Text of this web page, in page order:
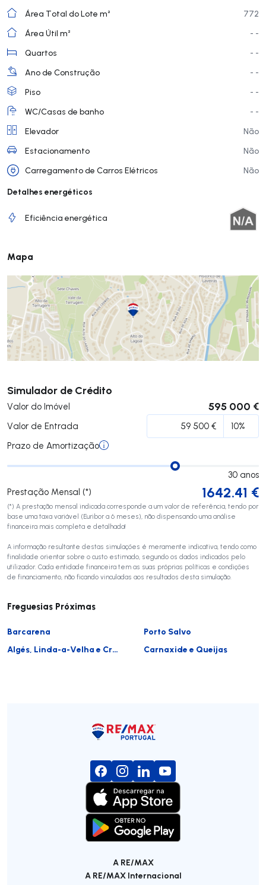
Área Total do Lote m²
772
Área Útil m²
- -
Quartos
- -
Ano de Construção
- -
Piso
- -
WC/Casas de banho
- -
Elevador
Não
Estacionamento
Não
Carregamento de Carros Elétricos
Não
Detalhes energéticos
Eficiência energética
Mapa
Simulador de Crédito
Valor do Imóvel 595 000 €
Valor de Entrada
Prazo de Amortização
30 anos
Prestação Mensal (*)
1642.41 €
(*) A prestação mensal indicada corresponde a um valor de referência, tendo por
base uma taxa variável (Euribor a 6 meses), não dispensando uma análise
financeira mais completa e detalhada!
A informação resultante destas simulações é meramente indicativa, tendo como
finalidade orientar sobre o custo estimado, segundo os dados indicados pelo
utilizador. Cada entidade financeira tem as suas próprias políticas e condições
de financiamento, não ficando vinculadas aos resultados desta simulação.
Submeter
Freguesias Próximas
Barcarena
Porto Salvo
Algés, Linda-a-Velha e Cruz Quebrada-Dafundo
Carnaxide e Queijas
A RE/MAX
A RE/MAX Internacional